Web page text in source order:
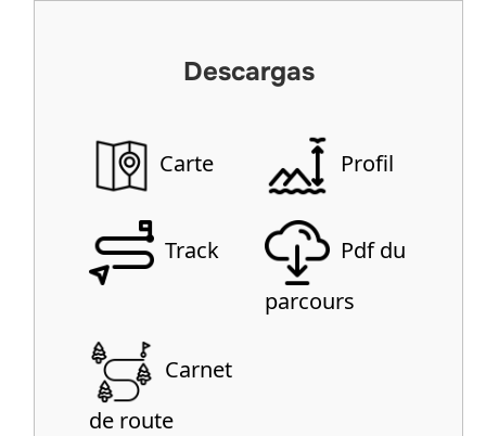
Descargas
Carte Profil
Track
Pdf du
parcours
Carnet
de route